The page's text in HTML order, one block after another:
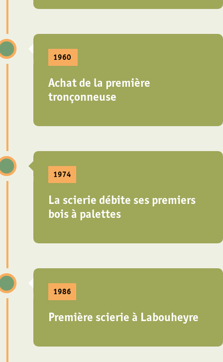
1960
Achat de la première
tronçonneuse
1974
La scierie débite ses premiers
bois à palettes
1986
Première scierie à Labouheyre